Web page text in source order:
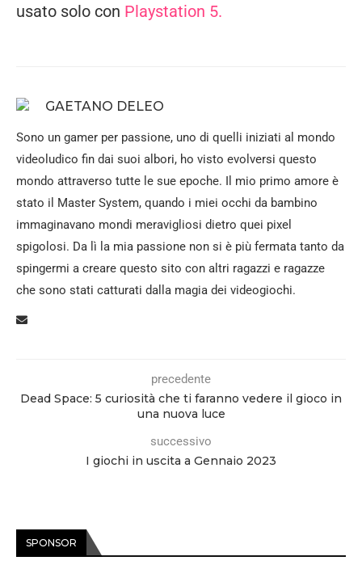
usato solo con Playstation 5.
GAETANO DELEO
Sono un gamer per passione, uno di quelli iniziati al mondo
videoludico fin dai suoi albori, ho visto evolversi questo
mondo attraverso tutte le sue epoche. Il mio primo amore è
stato il Master System, quando i miei occhi da bambino
immaginavano mondi meravigliosi dietro quei pixel
spigolosi. Da lì la mia passione non si è più fermata tanto da
spingermi a creare questo sito con altri ragazzi e ragazze
che sono stati catturati dalla magia dei videogiochi.
precedente
Dead Space: 5 curiosità che ti faranno vedere il gioco in
una nuova luce
successivo
I giochi in uscita a Gennaio 2023
SPONSOR